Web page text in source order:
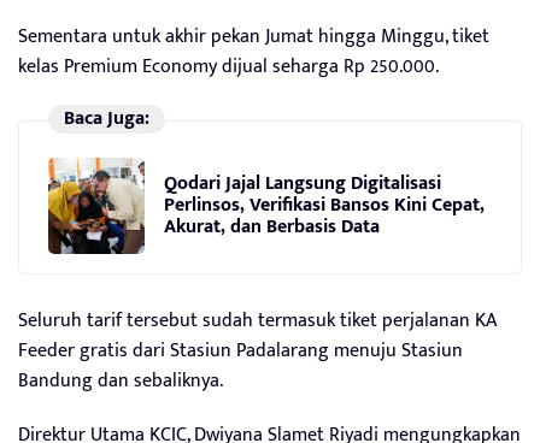
Sementara untuk akhir pekan Jumat hingga Minggu, tiket
kelas Premium Economy dijual seharga Rp 250.000.
Baca Juga:
Qodari Jajal Langsung Digitalisasi
Perlinsos, Verifikasi Bansos Kini Cepat,
Akurat, dan Berbasis Data
Seluruh tarif tersebut sudah termasuk tiket perjalanan KA
Feeder gratis dari Stasiun Padalarang menuju Stasiun
Bandung dan sebaliknya.
Direktur Utama KCIC, Dwiyana Slamet Riyadi mengungkapkan